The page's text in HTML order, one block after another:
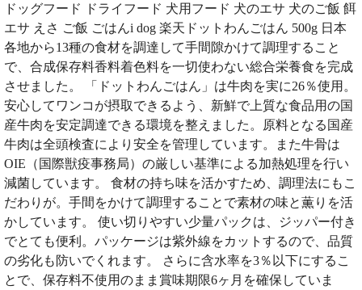
ドッグフード ドライフード 犬用フード 犬のエサ 犬のご飯 餌
エサ えさ ご飯 ごはんi dog 楽天ドットわんごはん 500g 日本
各地から13種の食材を調達して手間隙かけて調理すること
で、合成保存料香料着色料を一切使わない総合栄養食を完成
させました。 「ドットわんごはん」は牛肉を実に26％使用。
安心してワンコが摂取できるよう、新鮮で上質な食品用の国
産牛肉を安定調達できる環境を整えました。原料となる国産
牛肉は全頭検査により安全を管理しています。また牛骨は
OIE（国際獣疫事務局）の厳しい基準による加熱処理を行い
減菌しています。 食材の持ち味を活かすため、調理法にもこ
だわりが。手間をかけて調理することで素材の味と薫りを活
かしています。 使い切りやすい少量パックは、ジッパー付き
でとても便利。パッケージは紫外線をカットするので、品質
の劣化も防いでくれます。 さらに含水率を3％以下にするこ
とで、保存料不使用のまま賞味期限6ヶ月を確保していま